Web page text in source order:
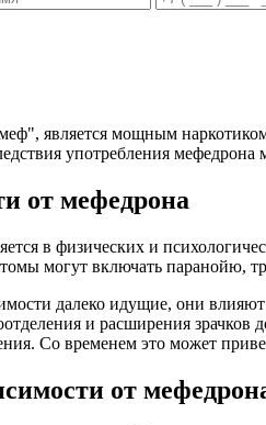
является мощным
употребления
от мефедрона
в физических и
могут включать паранойю,
далеко идущие, они
и расширения зрачков
Со временем это может
от